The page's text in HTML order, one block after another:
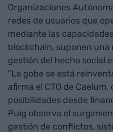
Organizaciones
redes de usuarios que
mediante las
blockchain, suponen
gestión del hecho social
"La gobe se está
afirma el CTO de
posibilidades desde
Puig observa el
gestión de conflictos,